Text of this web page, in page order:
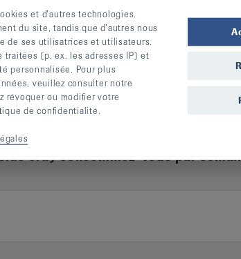
pois
cru) consommez-vous par
et d’autres technologies.
du site, tandis que d’autres nous
de ses utilisatrices et utilisateurs.
(p. ex. les adresses IP) et
personnalisée. Pour plus
veuillez consulter notre
révoquer ou modifier votre
de confidentialité.